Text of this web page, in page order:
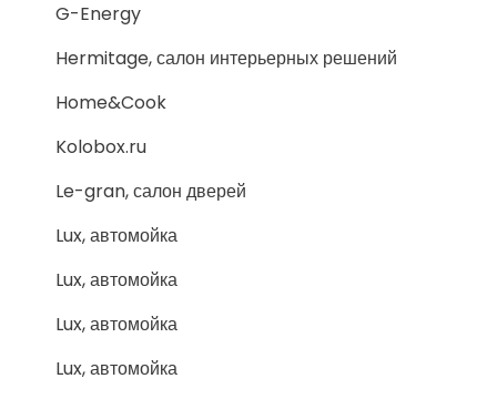
G-Energy
Hermitage, салон интерьерных решений
Home&Cook
Kolobox.ru
Le-gran, салон дверей
Lux, автомойка
Lux, автомойка
Lux, автомойка
Lux, автомойка